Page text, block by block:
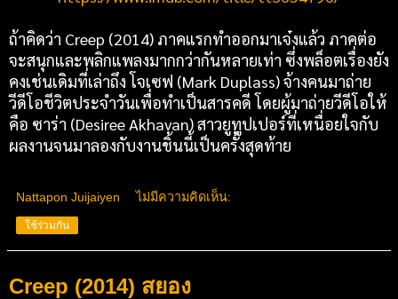
ถ้าคิดว่า Creep (2014) ภาคแรกทำออกมาเจ๋งแล้ว ภาคต่อ
จะสนุกและพลิกแพลงมากกว่ากันหลายเท่า ซึ่งพล็อตเรื่องยัง
คงเช่นเดิมที่เล่าถึง โจเซฟ (Mark Duplass) จ้างคนมาถ่าย
วีดีโอชีวิตประจำวันเพื่อทำเป็นสารคดี โดยผู้มาถ่ายวีดีโอให้
คือ ซาร่า (Desiree Akhavan) สาวยูทูปเปอร์ที่เหนื่อยใจกับ
ผลงานจนมาลองกับงานชิ้นนี้เป็นครั้งสุดท้าย
Nattapon Juijaiyen ไม่มีความคิดเห็น:
ใช้ร่วมกัน
Creep (2014) สยอง